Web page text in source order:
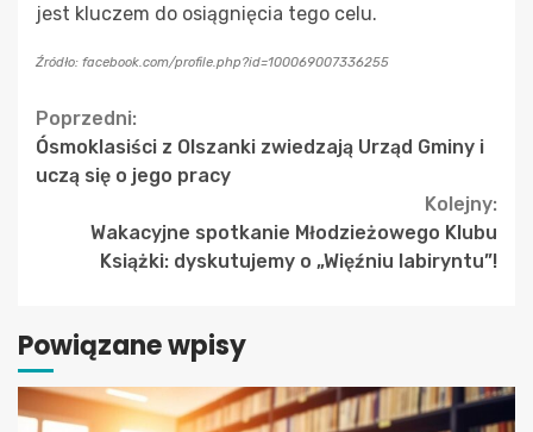
jest kluczem do osiągnięcia tego celu.
Źródło: facebook.com/profile.php?id=100069007336255
Continue
Reading
Poprzedni:
Ósmoklasiści z Olszanki zwiedzają Urząd Gminy i
uczą się o jego pracy
Kolejny:
Wakacyjne spotkanie Młodzieżowego Klubu
Książki: dyskutujemy o „Więźniu labiryntu”!
Powiązane wpisy